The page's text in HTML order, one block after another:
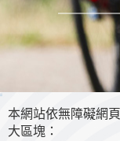
:::
本網站依無障礙網
大區塊：